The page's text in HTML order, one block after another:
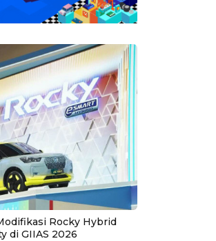
Rocky Hybrid
di GIIAS 2026